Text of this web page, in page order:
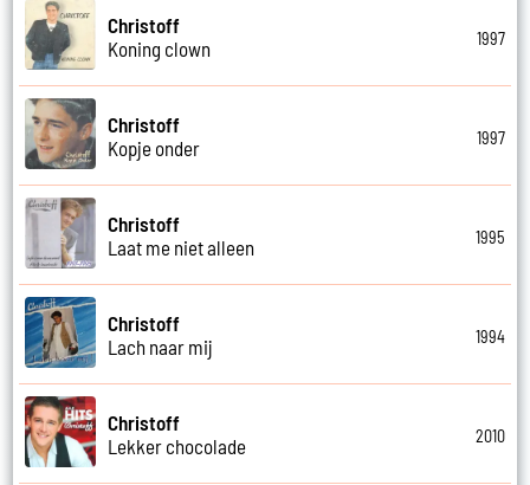
Christoff
Koning clown
1997
Christoff
Kopje onder
1997
Christoff
Laat me niet alleen
1995
Christoff
Lach naar mij
1994
Christoff
Lekker chocolade
2010